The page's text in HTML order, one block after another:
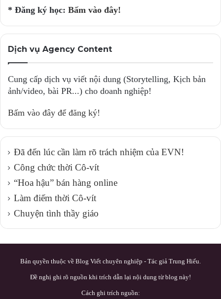
* Đăng ký học: Bấm vào đây!
Dịch vụ Agency Content
Cung cấp dịch vụ viết nội dung (Storytelling, Kịch bản
ảnh/video, bài PR...) cho doanh nghiệp!
Bấm vào đây để đăng ký!
Đã đến lúc cần làm rõ trách nhiệm của EVN!
Công chức thời Cô-vít
“Hoa hậu” bán hàng online
Làm điếm thời Cô-vít
Chuyện tình thầy giáo
Bản quyền thuộc về Blog Viết chuyên nghiệp - Tác giả Trung Hiếu.
Đề nghị ghi rõ nguồn khi trích dẫn lại nội dung từ blog này!
Cách ghi trích nguồn: